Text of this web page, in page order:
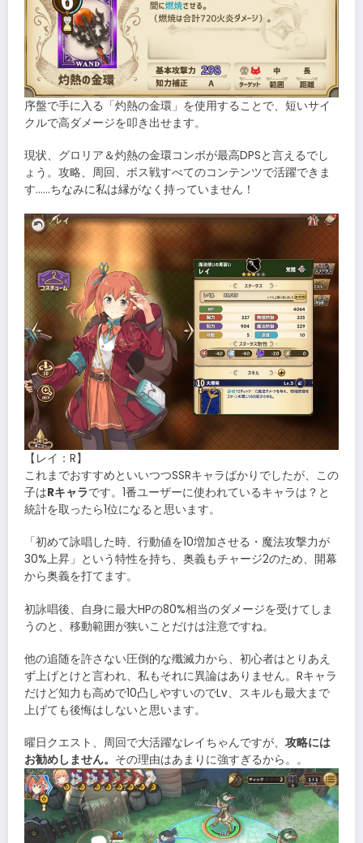
序盤で手に入る「灼熱の金環」を使用することで、短いサイ
クルで高ダメージを叩き出せます。
現状、グロリア＆灼熱の金環コンボが最高DPSと言えるでし
ょう。攻略、周回、ボス戦すべてのコンテンツで活躍できま
す……ちなみに私は縁がなく持っていません！
【レイ：R】
これまでおすすめといいつつSSRキャラばかりでしたが、この
子はRキャラです。1番ユーザーに使われているキャラは？と
統計を取ったら1位になると思います。
「初めて詠唱した時、行動値を10増加させる・魔法攻撃力が
30%上昇」という特性を持ち、奥義もチャージ2のため、開幕
から奥義を打てます。
初詠唱後、自身に最大HPの80%相当のダメージを受けてしま
うのと、移動範囲が狭いことだけは注意ですね。
他の追随を許さない圧倒的な殲滅力から、初心者はとりあえ
ず上げとけと言われ、私もそれに異論はありません。Rキャラ
だけど知力も高めで10凸しやすいのでLv、スキルも最大まで
上げても後悔はしないと思います。
曜日クエスト、周回で大活躍なレイちゃんですが、 攻略には
お勧めしません。 その理由はあまりに強すぎるから。。